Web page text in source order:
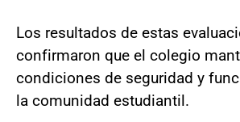
Los resultados de estas
confirmaron que el colegio
condiciones de seguridad y
la comunidad estudiantil.